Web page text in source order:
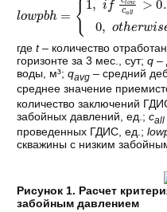
lo bh if clowca l>
гдеt– количество
горизонте за 3 мес., сут;q –
воды, м³;qavg – средний
среднее значение
количество заключений
забойных давлений, ед.;call
проведенных ГДИС, ед.;
скважины с низким
Рисунок 1. Расчет
забойным давлением